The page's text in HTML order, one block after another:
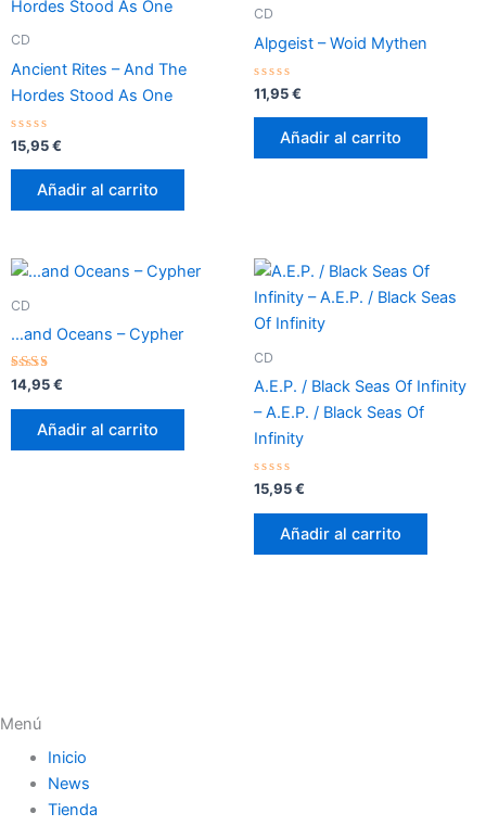
CD
Ancient Rites – And The
Hordes Stood As One
Valorado
con
0
15,95€
Añadir al carrito
CD
Alpgeist – Woid Mythen
Valorado
con
0
11,95€
Añadir al carrito
CD
…and Oceans – Cypher
Valorado
con
2.33
de 5
14,95€
Añadir al carrito
CD
A.E.P. / Black Seas Of Infinity
– A.E.P. / Black Seas Of
Infinity
Valorado
con
0
15,95€
Añadir al carrito
Menú
Inicio
News
Tienda